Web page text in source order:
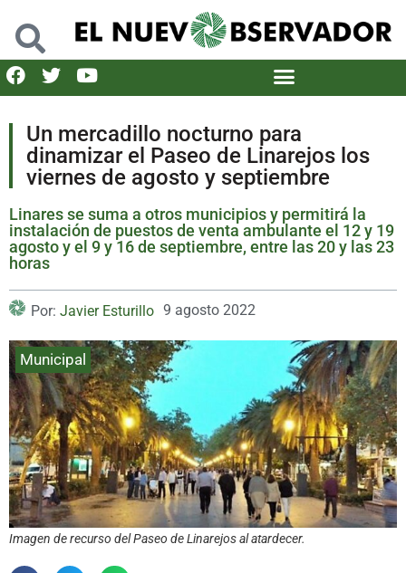
Un mercadillo nocturno para
dinamizar el Paseo de Linarejos los
viernes de agosto y septiembre
Linares se suma a otros municipios y permitirá la
instalación de puestos de venta ambulante el 12 y 19
agosto y el 9 y 16 de septiembre, entre las 20 y las 23
horas
Por: Javier Esturillo 9 agosto 2022
Municipal
Imagen de recurso del Paseo de Linarejos al atardecer.